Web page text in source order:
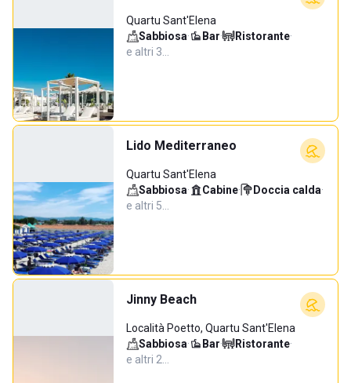
Quartu Sant'Elena
Sabbiosa· Bar· Ristorante·
e altri 3…
Lido Mediterraneo
Quartu Sant'Elena
Sabbiosa· Cabine· Doccia calda·
e altri 5…
Jinny Beach
Località Poetto, Quartu Sant'Elena
Sabbiosa· Bar· Ristorante·
e altri 2…